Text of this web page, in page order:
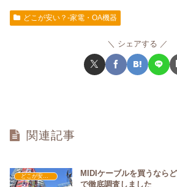
どこが安い？-家電・OA機器
シェアする
関連記事
どこが安い？-家電・OA機器
MIDIケーブルを買うなら
で徹底調査しました